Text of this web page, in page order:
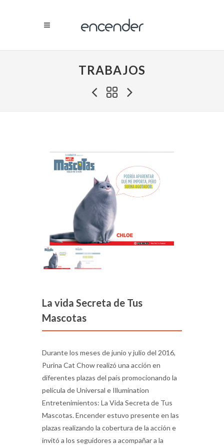
TRABAJOS
La vida Secreta de Tus
Mascotas
Durante los meses de junio y julio del 2016,
Purina Cat Chow realizó una acción en
diferentes plazas del país promocionando la
película de Universal e Illumination
Entretenimientos: La Vida Secreta de Tus
Mascotas. Encender estuvo presente en las
plazas realizando la cobertura de la acción e
invitó a los seguidores a acompañar a la